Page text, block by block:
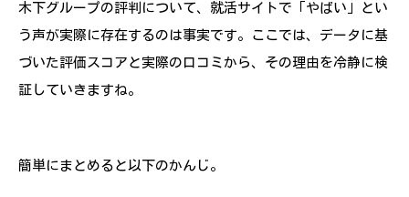
木下グループの評判について、就活サイトで「やばい」とい
う声が実際に存在するのは事実です。ここでは、データに基
づいた評価スコアと実際の口コミから、その理由を冷静に検
証していきますね。
簡単にまとめると以下のかんじ。